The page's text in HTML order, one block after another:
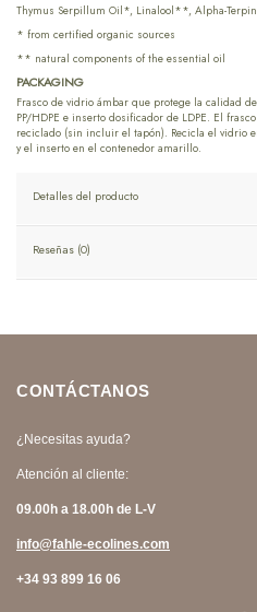
Thymus Serpillum Oil*, Linalool**, Alpha-
* from certified organic sources
** natural components of the essential oil
PACKAGING
Frasco de vidrio ámbar que protege la calidad
PP/HDPE e inserto dosificador de LDPE. El
reciclado (sin incluir el tapón). Recicla el vidrio
y el inserto en el contenedor amarillo.
Detalles del producto
Reseñas (0)
CONTÁCTANOS
¿Necesitas ayuda?
Atención al cliente:
09.00h a 18.00h de L-V
info@fahle-ecolines.com
+34 93 899 16 06